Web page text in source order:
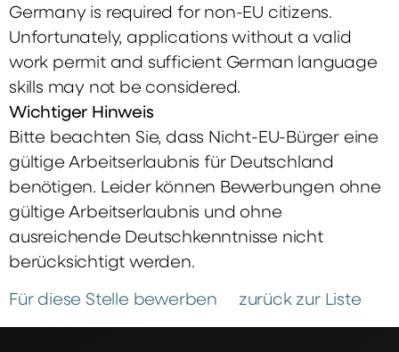
Germany is required for non-EU citizens.
Unfortunately, applications without a valid
work permit and sufficient German language
skills may not be considered.
Wichtiger Hinweis
Bitte beachten Sie, dass Nicht-EU-Bürger eine
gültige Arbeitserlaubnis für Deutschland
benötigen. Leider können Bewerbungen ohne
gültige Arbeitserlaubnis und ohne
ausreichende Deutschkenntnisse nicht
berücksichtigt werden.
Für diese Stelle bewerben zurück zur Liste